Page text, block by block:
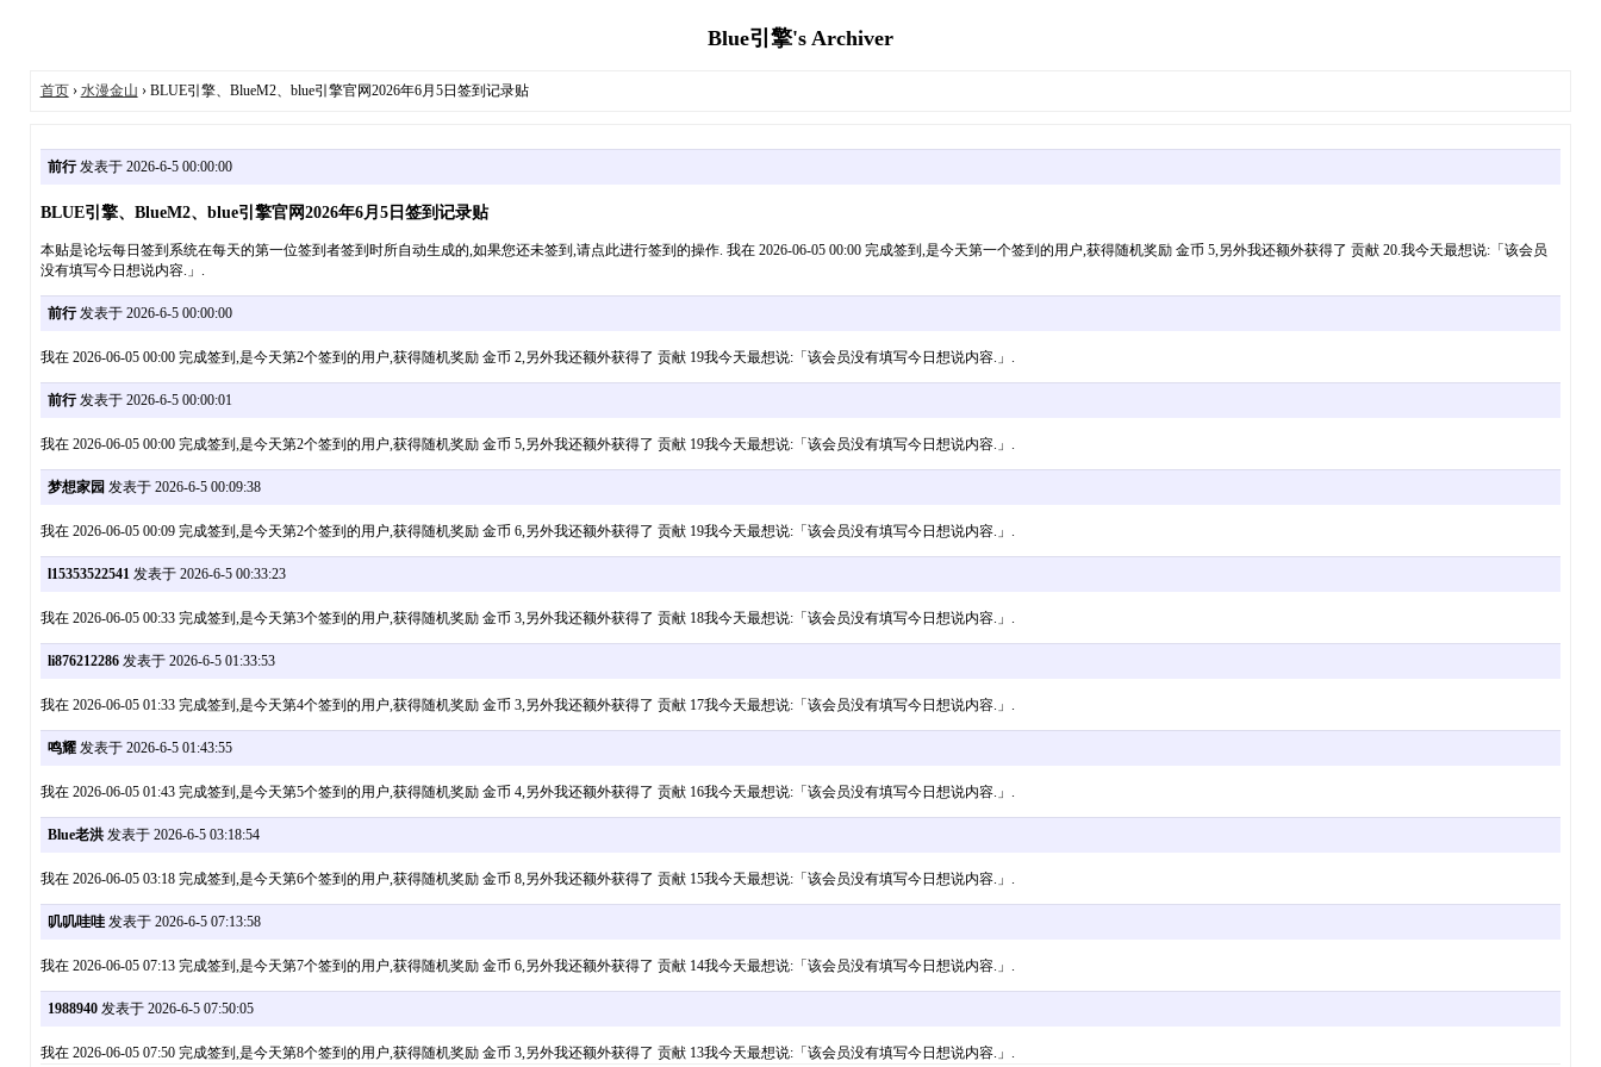
Blue引擎's Archiver
首页› 水漫金山 › BLUE引擎、BlueM2、blue引擎官网2026年6月5日签到记录贴
前行发表于 2026-6-5 00:00:00
BLUE引擎、BlueM2、blue引擎官网2026年6月5日签到记录贴
本贴是论坛每日签到系统在每天的第一位签到者签到时所自动生成的,如果您还未签到,请点此进行签到的操作. 我在 2026-06-05 00:00 完成签到,是今天第一个签到的用户,获得随机奖励 金币 5,另外我还额外获得了 贡献 20.我今天最想说:「该会员
没有填写今日想说内容.」.
前行发表于 2026-6-5 00:00:00
我在 2026-06-05 00:00 完成签到,是今天第2个签到的用户,获得随机奖励 金币 2,另外我还额外获得了 贡献 19我今天最想说:「该会员没有填写今日想说内容.」.
前行发表于 2026-6-5 00:00:01
我在 2026-06-05 00:00 完成签到,是今天第2个签到的用户,获得随机奖励 金币 5,另外我还额外获得了 贡献 19我今天最想说:「该会员没有填写今日想说内容.」.
梦想家园 发表于 2026-6-5 00:09:38
我在 2026-06-05 00:09 完成签到,是今天第2个签到的用户,获得随机奖励 金币 6,另外我还额外获得了 贡献 19我今天最想说:「该会员没有填写今日想说内容.」.
l15353522541发表于 2026-6-5 00:33:23
我在 2026-06-05 00:33 完成签到,是今天第3个签到的用户,获得随机奖励 金币 3,另外我还额外获得了 贡献 18我今天最想说:「该会员没有填写今日想说内容.」.
li876212286发表于 2026-6-5 01:33:53
我在 2026-06-05 01:33 完成签到,是今天第4个签到的用户,获得随机奖励 金币 3,另外我还额外获得了 贡献 17我今天最想说:「该会员没有填写今日想说内容.」.
鸣耀发表于 2026-6-5 01:43:55
我在 2026-06-05 01:43 完成签到,是今天第5个签到的用户,获得随机奖励 金币 4,另外我还额外获得了 贡献 16我今天最想说:「该会员没有填写今日想说内容.」.
Blue老洪发表于 2026-6-5 03:18:54
我在 2026-06-05 03:18 完成签到,是今天第6个签到的用户,获得随机奖励 金币 8,另外我还额外获得了 贡献 15我今天最想说:「该会员没有填写今日想说内容.」.
叽叽哇哇发表于 2026-6-5 07:13:58
我在 2026-06-05 07:13 完成签到,是今天第7个签到的用户,获得随机奖励 金币 6,另外我还额外获得了 贡献 14我今天最想说:「该会员没有填写今日想说内容.」.
1988940发表于 2026-6-5 07:50:05
我在 2026-06-05 07:50 完成签到,是今天第8个签到的用户,获得随机奖励 金币 3,另外我还额外获得了 贡献 13我今天最想说:「该会员没有填写今日想说内容.」.